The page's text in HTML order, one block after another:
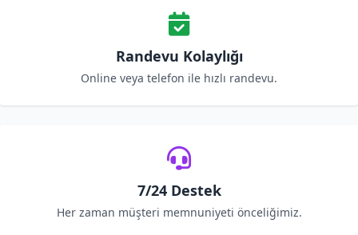
Randevu Kolaylığı
Online veya telefon ile hızlı randevu.
7/24 Destek
Her zaman müşteri memnuniyeti önceliğimiz.